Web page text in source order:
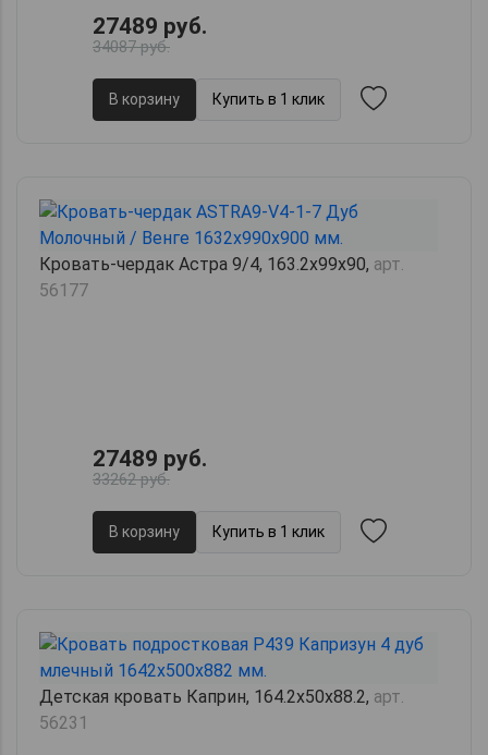
27489 руб.
34087 руб.
В корзину Купить в 1 клик
Кровать-чердак Астра 9/4, 163.2х99х90, арт.
56177
27489 руб.
33262 руб.
В корзину Купить в 1 клик
Детская кровать Каприн, 164.2х50х88.2, арт.
56231